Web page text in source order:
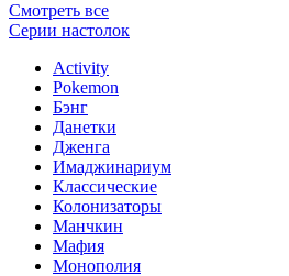
Смотреть все
Серии настолок
Activity
Pokemon
Бэнг
Данетки
Дженга
Имаджинариум
Классические
Колонизаторы
Манчкин
Мафия
Монополия